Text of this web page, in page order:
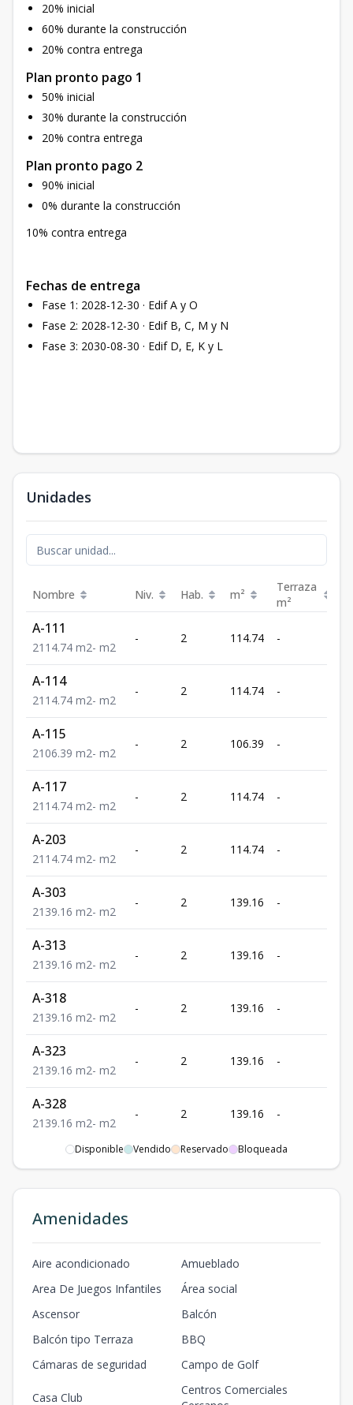
20% inicial
60% durante la construcción
20% contra entrega
Plan pronto pago 1
50% inicial
30% durante la construcción
20% contra entrega
Plan pronto pago 2
90% inicial
0% durante la construcción
10% contra entrega
Fechas de entrega
Fase 1: 2028-12-30 · Edif A y O
Fase 2: 2028-12-30 · Edif B, C, M y N
Fase 3: 2030-08-30 · Edif D, E, K y L
Unidades
Nombre Niv. Hab. m²
Terraza
m²
A-111
2114.74 m2- m2
- 2 114.74 -
A-114
2114.74 m2- m2
- 2 114.74 -
A-115
2106.39 m2- m2
- 2 106.39 -
A-117
2114.74 m2- m2
- 2 114.74 -
A-203
2114.74 m2- m2
- 2 114.74 -
A-303
2139.16 m2- m2
- 2 139.16 -
A-313
2139.16 m2- m2
- 2 139.16 -
A-318
2139.16 m2- m2
- 2 139.16 -
A-323
2139.16 m2- m2
- 2 139.16 -
A-328
2139.16 m2- m2
- 2 139.16 -
A-403
- 2 128.8 -
A-408
2 128.8m2-m2
A-413
2 128.8 m2
2 128.8
A-418
2128.8m2- m2
A-423
Disponible Vendido Reservado Bloqueada
Amenidades
Aire acondicionado
Amueblado
Area De Juegos Infantiles
Área social
Ascensor
Balcón
Balcón tipo Terraza
BBQ
Cámaras de seguridad
Campo de Golf
Casa Club
Centros Comerciales